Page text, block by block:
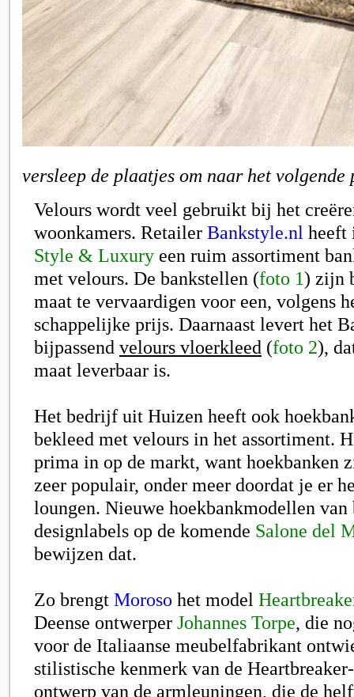
versleep de plaatjes om naar het
Velours wordt veel gebruikt bij het
woonkamers. Retailer Bankstyle.nl heeft
Style & Luxury een ruim assortiment
met velours. De bankstellen (foto 1) zijn
maat te vervaardigen voor een, volgens
schappelijke prijs. Daarnaast levert het
bijpassend velours vloerkleed (foto 2),
maat leverbaar is.
Het bedrijf uit Huizen heeft ook
bekleed met velours in het assortiment.
prima in op de markt, want hoekbanken
zeer populair, onder meer doordat je er
loungen. Nieuwe hoekbankmodellen van
designlabels op de komende Salone del
bewijzen dat.
Zo brengt Moroso het model
Deense ontwerper Johannes Torpe, die
voor de Italiaanse meubelfabrikant
stilistische kenmerk van de
ontwerp van de armleuningen, die de